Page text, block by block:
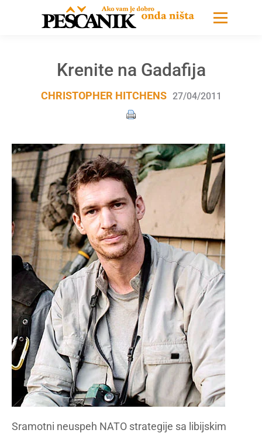
Krenite na Gadafija
CHRISTOPHER HITCHENS 27/04/2011
Sramotni neuspeh NATO strategije sa libijskim